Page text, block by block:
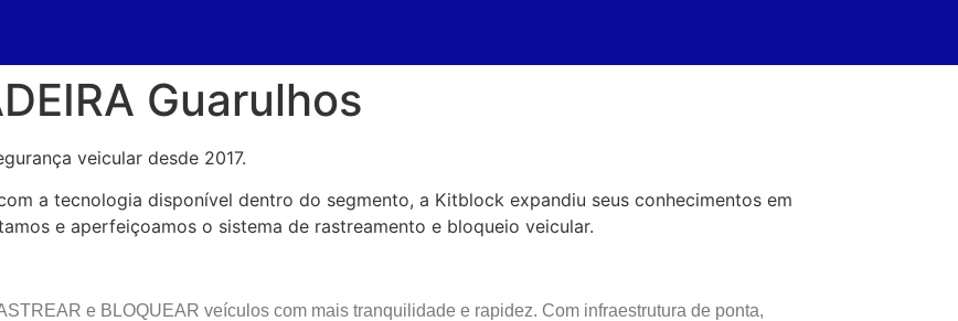
Guarulhos
veicular desde 2017.
a tecnologia disponível dentro do segmento, a Kitblock expandiu seus conhecimentos em
e aperfeiçoamos o sistema de rastreamento e bloqueio veicular.
e BLOQUEAR veículos com mais tranquilidade e rapidez. Com infraestrutura de ponta,